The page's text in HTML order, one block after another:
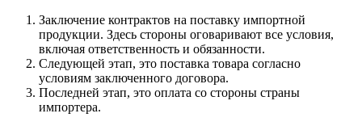
Заключение контрактов на поставку импортной
продукции. Здесь стороны оговаривают все условия,
включая ответственность и обязанности.
Следующей этап, это поставка товара согласно
условиям заключенного договора.
Последней этап, это оплата со стороны страны
импортера.